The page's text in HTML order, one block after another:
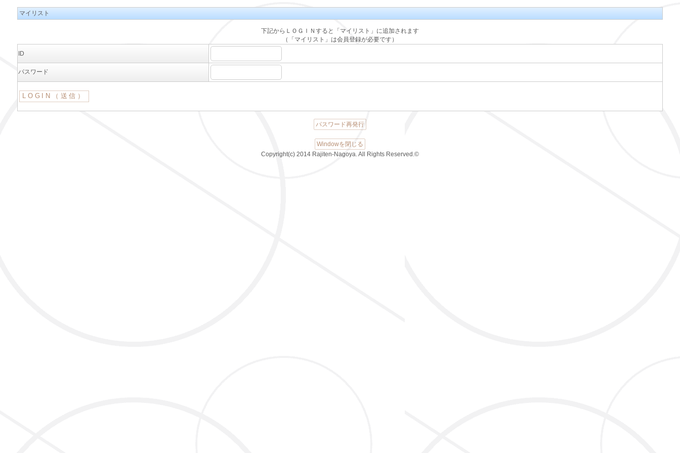
マイリスト
下記からＬＯＧＩＮすると「マイリスト」に追加されます
（「マイリスト」は会員登録が必要です）
ID
パスワード
パスワード再発行
Windowを閉じる
Copyright(c) 2014 Rajiten-Nagoya. All Rights Reserved.©